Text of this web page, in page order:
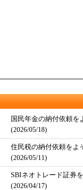
国民年金の納付依頼を
(2026/05/18)
住民税の納付依頼をよ
(2026/05/11)
SBIネオトレード証券
(2026/04/17)